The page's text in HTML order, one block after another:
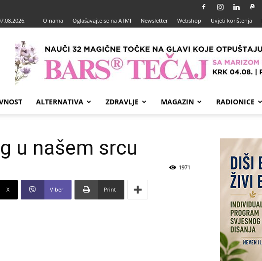
O nama Oglašavajte se na ATMI Newsletter Webshop Uvjeti korištenja
ALTERNATIVA ZDRAVLJE MAGAZIN RADIONICE
u našem srcu
1971
X Viber Print